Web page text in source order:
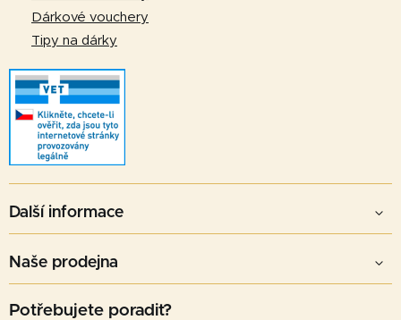
Dárkové vouchery
Tipy na dárky
Další informace
Naše prodejna
Potřebujete poradit?